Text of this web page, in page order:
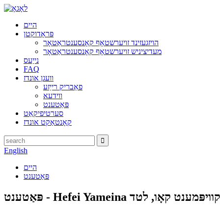
היים
פּראָדוקטן
הויזגעזינד זויערשטאָף קאָנסענטראַטאָר
מעדיציניש זויערשטאָף קאָנסענטראַטאָר
נייַעס
FAQ
וועגן אונדז
פאַבריק רייַזע
ווידעא
פּאַטענט
סערטיפיקאַט
קאָנטאַקט אונדז
English
היים
פּאַטענט